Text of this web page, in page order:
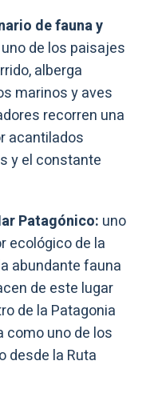
de fauna y
de los paisajes
alberga
marinos y aves
recorren una
acantilados
y el constante
Patagónico: uno
ecológico de la
abundante fauna
de este lugar
de la Patagonia
como uno de los
desde la Ruta